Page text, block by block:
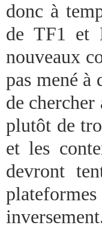
donc à
de TF1 et
nouveaux
pas mené à
de
plutôt de
et les
devront